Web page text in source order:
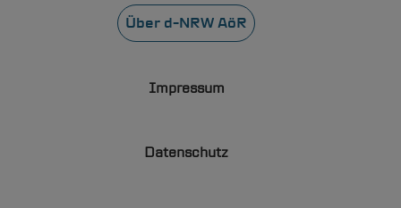
FußzeileÜber d-NRWAöR
Impressum
Datenschutz